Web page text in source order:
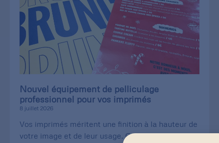
Nouvel équipement de pelliculage
professionnel pour vos imprimés
8 juillet 2026
Vos imprimés méritent une finition à la hauteur de
votre image et de leur usage. Carte de visite qui